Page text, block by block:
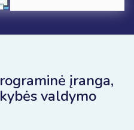
įranga,
valdymo